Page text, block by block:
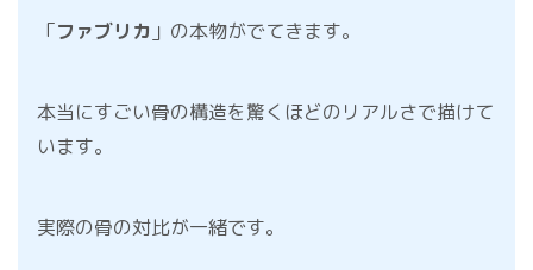
「ファブリカ 」の本物がでてきます。
本当にすごい骨の構造を驚くほどのリアルさで描けて
います。
実際の骨の対比が一緒です。